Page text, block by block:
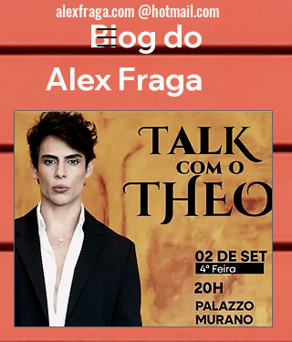
Blog do
Alex Fraga
alexfraga.com @hotmail.com